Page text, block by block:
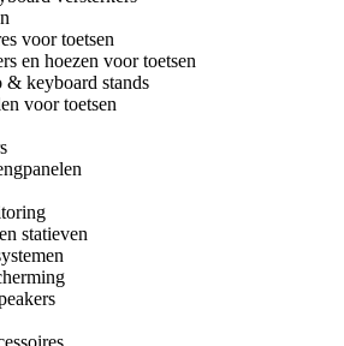
voor toetsen
en hoezen voor toetsen
& keyboard stands
voor toetsen
statieven